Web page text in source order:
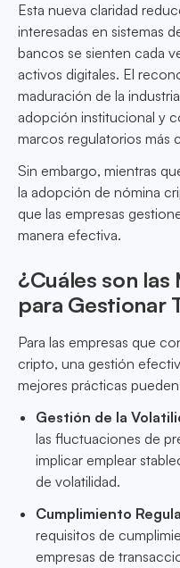
Esta nueva claridad
interesadas en sistemas
bancos se sienten cada
activos digitales. El
maduración de la
adopción institucional y
marcos regulatorios más
Sin embargo, mientras
la adopción de nómina
que las empresas
manera efectiva.
¿Cuáles son
para Gestionar
Para las empresas que
cripto, una gestión
mejores prácticas
Gestión de la
las fluctuaciones de
implicar emplear
de volatilidad.
Cumplimiento
requisitos de
empresas de